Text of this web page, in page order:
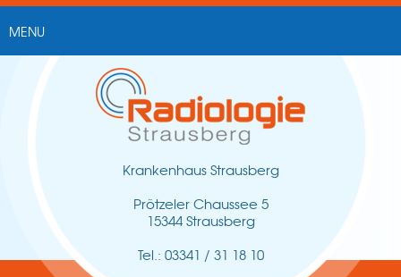
MENU
Krankenhaus Strausberg
Prötzeler Chaussee 5
15344 Strausberg
Tel.: 03341 / 31 18 10